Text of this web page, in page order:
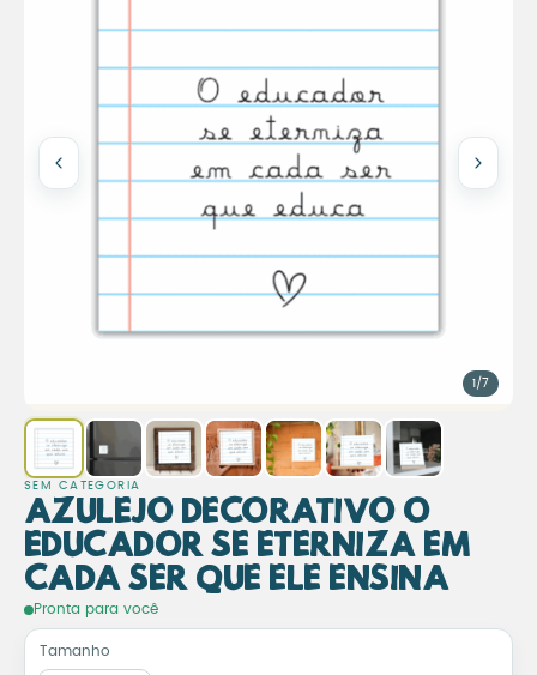
1/7
SEM CATEGORIA
Azulejo Decorativo O
Educador se Eterniza em
Cada Ser que Ele Ensina
Azulejo Decorativo O
Pronta para você
Tamanho